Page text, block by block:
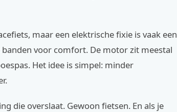
maar een elektrische fixie is vaak een
voor comfort. De motor zit meestal
Het idee is simpel: minder
die overslaat. Gewoon fietsen. En als je